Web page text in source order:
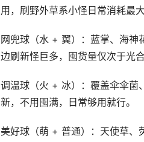
用，刷野外草系小怪日常消耗最
网兜球（水 + 翼）：蓝掌、海神
边刷新怪巨多，囤货量仅次于光合
调温球（火 + 冰）：覆盖伞伞菌
新，不用囤满，日常够用就行。
美好球（萌 + 普通）：天使草、